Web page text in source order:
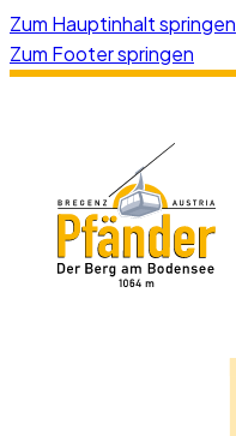
Zum Hauptinhalt springen
Zum Footer springen